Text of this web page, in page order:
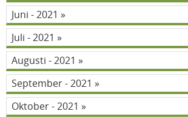
Juni - 2021
Juli - 2021
Augusti - 2021
September - 2021
Oktober - 2021